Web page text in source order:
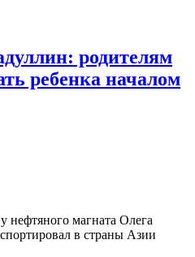
родителям
ребенка началом
магната Олега
в страны Азии